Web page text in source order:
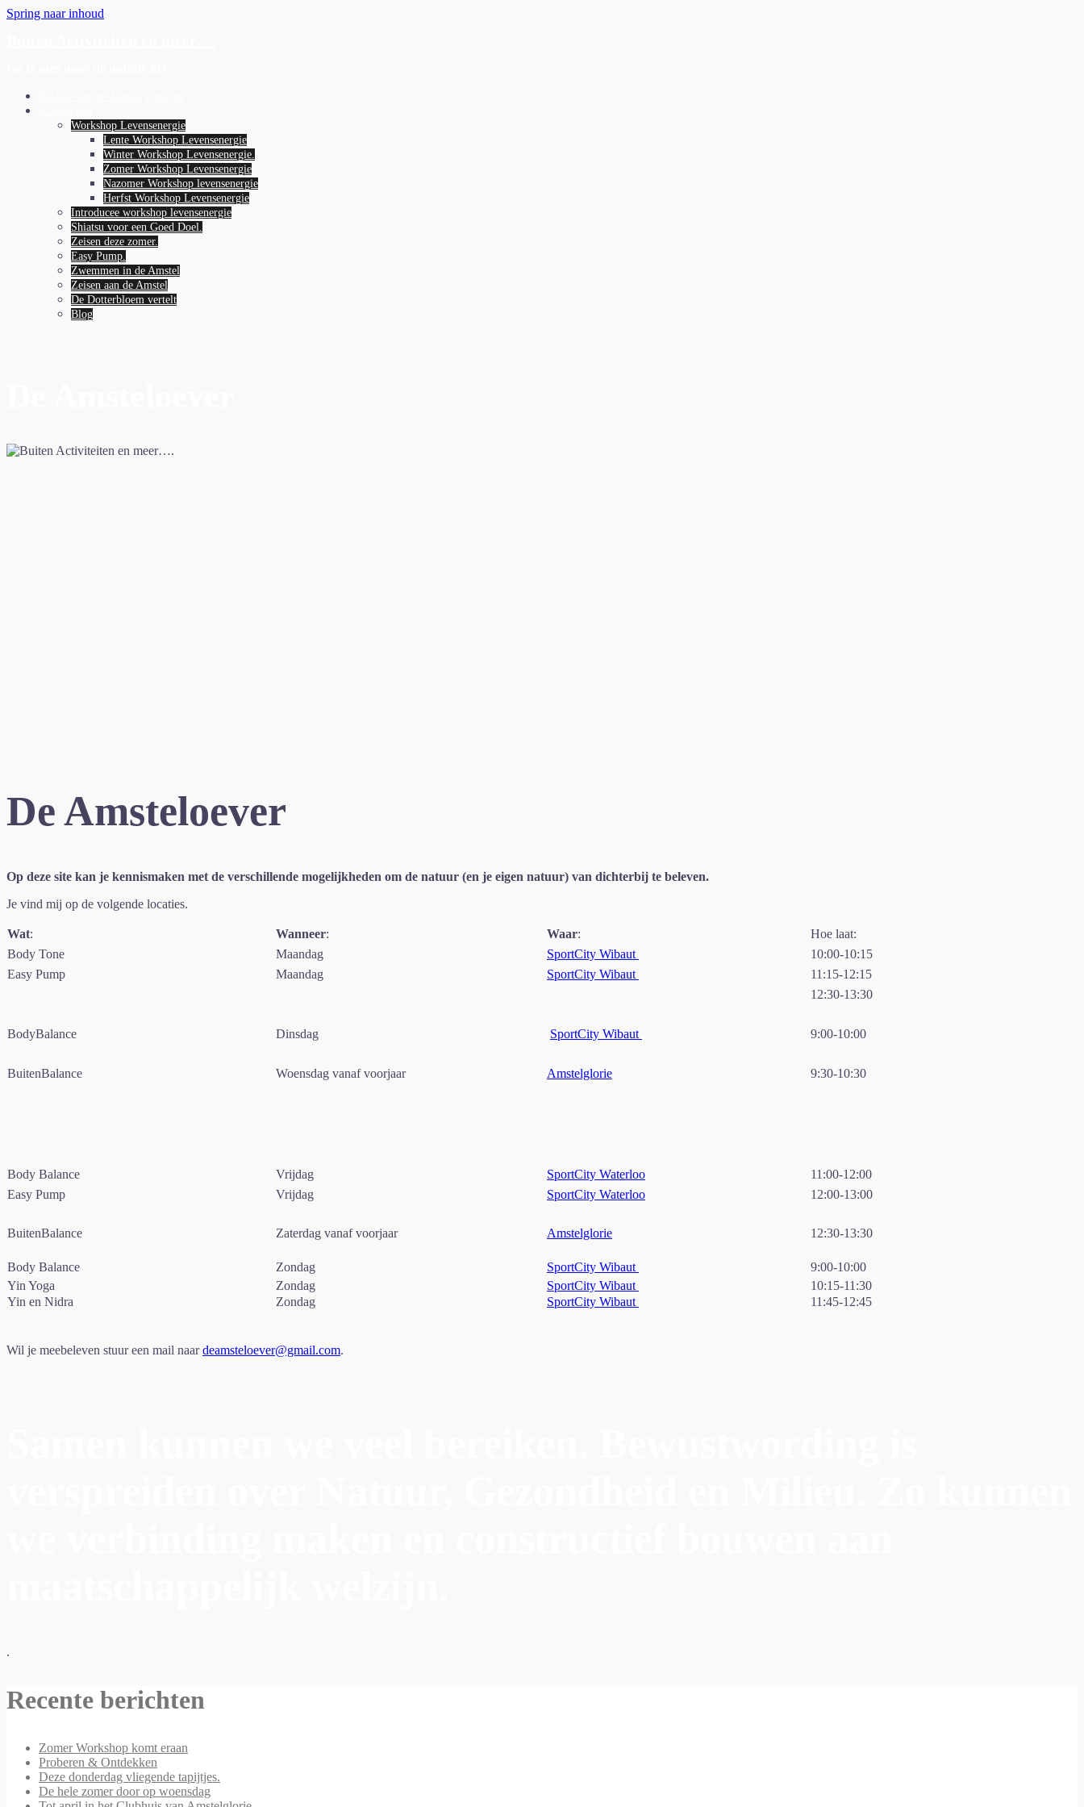
Spring naar inhoud
Workshop Levensenergie
Lente Workshop Levensenergie
Winter Workshop Levensenergie.
Zomer Workshop Levensenergie
Nazomer Workshop levensenergie
Herfst Workshop Levensenergie
Introducee workshop levensenergie
Shiatsu voor een Goed Doel.
Zeisen deze zomer.
Easy Pump.
Zwemmen in de Amstel
Zeisen aan de Amstel
De Dotterbloem vertelt
Blog
De Amsteloever
Op deze site kan je kennismaken met de verschillende mogelijkheden om de natuur (en je eigen natuur) van dichterbij te beleven.
Je vind mij op de volgende locaties.
Wat: Wanneer: Waar:
Hoe laat:
Body Tone
Maandag SportCity Wibaut
10:00-10:15
Easy Pump
Maandag SportCity Wibaut
11:15-12:15
12:30-13:30
BodyBalance Dinsdag SportCity Wibaut 9:00-10:00
BuitenBalance Woensdag vanaf voorjaar Amstelglorie 9:30-10:30
Body Balance Vrijdag SportCity Waterloo
11:00-12:00
Easy Pump
Vrijdag SportCity Waterloo 12:00-13:00
BuitenBalance Zaterdag vanaf voorjaar Amstelglorie 12:30-13:30
Body Balance Zondag SportCity Wibaut
9:00-10:00
Yin Yoga
Zondag SportCity Wibaut
10:15-11:30
Yin en Nidra
Zondag SportCity Wibaut 11:45-12:45
Wil je meebeleven stuur een mail naardeamsteloever@gmail.com.
.
Recente berichten
Zomer Workshop komt eraan
Proberen & Ontdekken
Deze donderdag vliegende tapijtjes.
De hele zomer door op woensdag